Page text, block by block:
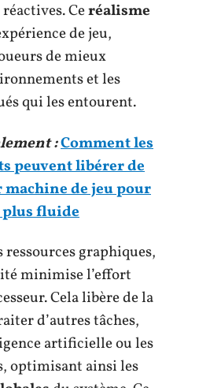
Ceréalisme
de jeu,
de mieux
et les
qui les entourent.
:Comment les
peuvent libérer de
machine de jeu pour
plus fluide
graphiques,
minimise l’effort
Cela libère de la
d’autres tâches,
artificielle ou les
optimisant ainsi les